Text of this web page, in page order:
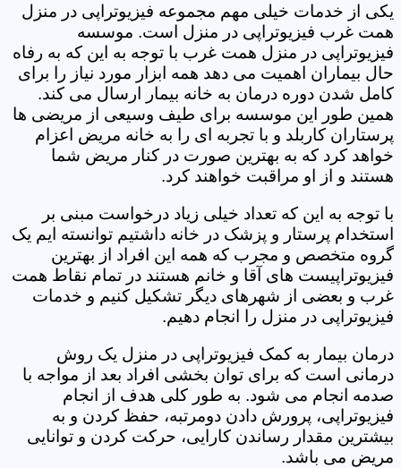
یکی از خدمات خیلی مهم مجموعه فیزیوتراپی در منزل
همت غرب فیزیوتراپی در منزل است. موسسه
فیزیوتراپی در منزل همت غرب با توجه به این که به رفاه
حال بیماران اهمیت می دهد همه ابزار مورد نیاز را برای
کامل شدن دوره درمان به خانه بیمار ارسال می کند.
همین طور این موسسه برای طیف وسیعی از مریضی ها
پرستاران کاربلد و با تجربه ای را به خانه مریض اعزام
خواهد کرد که به بهترین صورت در کنار مریض شما
هستند و از او مراقبت خواهند کرد.
با توجه به این که تعداد خیلی زیاد درخواست مبنی بر
استخدام پرستار و پزشک در خانه داشتیم توانسته ایم یک
گروه متخصص و مجرب که همه این افراد از بهترین
فیزیوتراپیست های آقا و خانم هستند در تمام نقاط همت
غرب و بعضی از شهرهای دیگر تشکیل کنیم و خدمات
فیزیوتراپی در منزل را انجام دهیم.
درمان بیمار به کمک فیزیوتراپی در منزل یک روش
درمانی است که برای توان بخشی افراد بعد از مواجه با
صدمه انجام می شود. به طور کلی هدف از انجام
فیزیوتراپی، پرورش دادن دومرتبه، حفظ کردن و به
بیشترین مقدار رساندن کارایی، حرکت کردن و توانایی
مریض می باشد.